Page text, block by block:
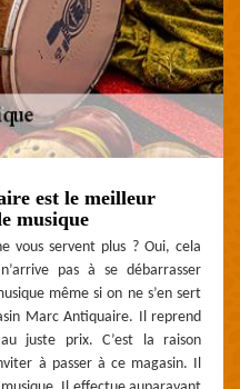
est le meilleur
musique
vous servent plus ? Oui, cela
pas à se débarrasser
même si on ne s’en sert
Marc Antiquaire. Il reprend
juste prix. C’est la raison
à passer à ce magasin. Il